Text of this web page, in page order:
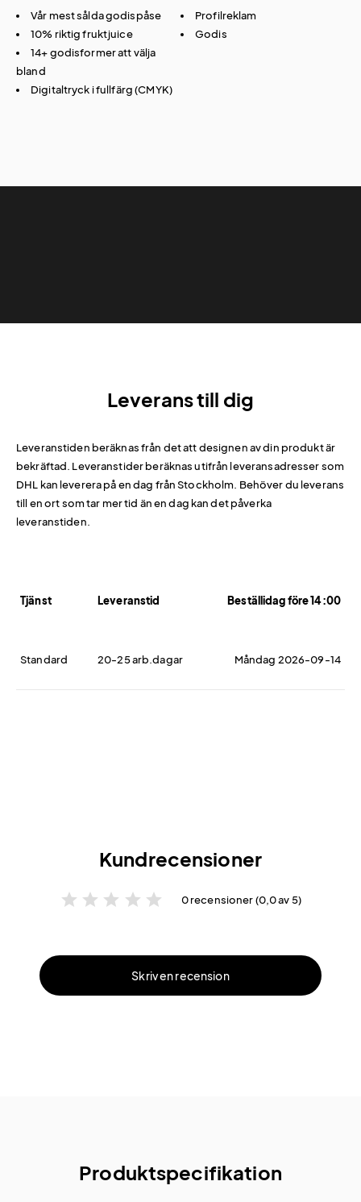
Vår mest sålda godispåse
10% riktig fruktjuice
14+ godisformer att välja
bland
Digitaltryck i fullfärg (CMYK)
Profilreklam
Godis
Leverans till dig
Leveranstiden beräknas från det att designen av din produkt är
bekräftad. Leveranstider beräknas utifrån leveransadresser som
DHL kan leverera på en dag från Stockholm. Behöver du leverans
till en ort som tar mer tid än en dag kan det påverka
leveranstiden.
Tjänst Leveranstid Beställidag före 14:00
Standard 20-25 arb.dagar Måndag 2026-09-14
Kundrecensioner
star star star star star 0 recensioner (0,0 av 5)
Skriv en recension
Produktspecifikation